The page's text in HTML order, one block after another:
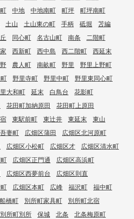
中地 中地南町 町坪
町坪南町
土山 土山東の町 手柄 砥堀
苫編
同心町 名古山町 南条
二階町
西新町 西中島 西二階町
西延末
農人町 南畝町 野里
野里上野町
野里寺町 野里中町
野里東同心町
大和町 延末 白鳥台
花影町
花田町加納原田
花田町上原田
東駅前町 東辻井 東延末
東山
妻町 広畑区蒲田
広畑区北河原町
広畑区小松町 広畑区才
広畑区清水町
広畑区正門通
広畑区高浜町
広畑区西夢前台
広畑区則直
広畑区本町 広峰 福沢町
福中町
船橋町 別所町家具町
別所町北宿
別所町別所 保城 北条
北条梅原町